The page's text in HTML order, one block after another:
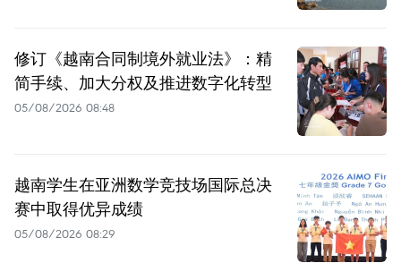
修订《越南合同制境外就业法》：精
简手续、加大分权及推进数字化转型
05/08/2026 08:48
越南学生在亚洲数学竞技场国际总决
赛中取得优异成绩
05/08/2026 08:29